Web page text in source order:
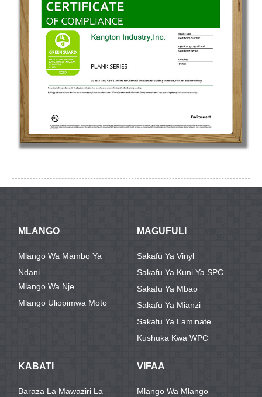
MLANGO
Mlango Wa Mambo Ya
Ndani
Mlango Wa Nje
Mlango Uliopimwa Moto
MAGUFULI
Sakafu Ya Vinyl
Sakafu Ya Kuni Ya SPC
Sakafu Ya Mbao
Sakafu Ya Mianzi
Sakafu Ya Laminate
Kushuka Kwa WPC
KABATI
Baraza La Mawaziri La
VIFAA
Mlango Wa Mlango